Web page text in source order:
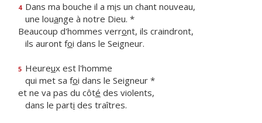
4 Dans ma bouche il a mis un chant nouveau,
une louange à notre Dieu. *
Beaucoup d'hommes verront, ils craindront,
ils auront foi dans le Seigneur.
5 Heureux est l'homme
qui met sa foi dans le Seigneur *
et ne va pas du côté des violents,
dans le parti des traîtres.